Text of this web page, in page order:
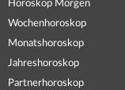
Horoskop Morgen
Wochenhoroskop
Monatshoroskop
Jahreshoroskop
Partnerhoroskop